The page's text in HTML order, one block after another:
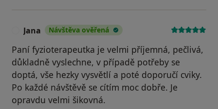
Jana Návštěva ověřená
Paní fyzioterapeutka je velmi příjemná, pečlivá,
důkladně vyslechne, v případě potřeby se
doptá, vše hezky vysvětlí a poté doporučí cviky.
Po každé návštěvě se cítím moc dobře. Je
opravdu velmi šikovná.